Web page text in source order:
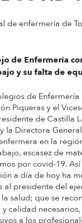
de enfermería de
de Enfermería
y su falta de
de
Piqueras y el
de Castilla
la Directora
en la
escasez de
por covid-19.
a día de hoy ha
presidente del
salud; que se
calidad
a los